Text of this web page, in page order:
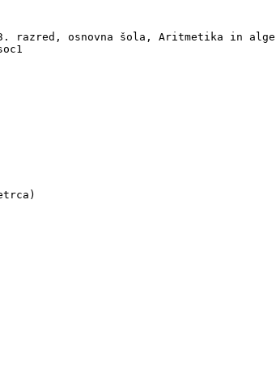
3. razred, osnovna šola, Aritmetika in